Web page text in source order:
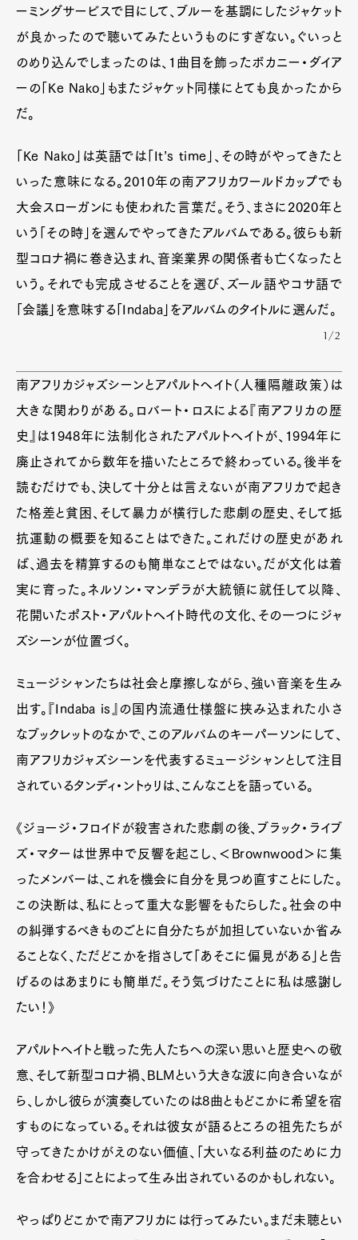
ーミングサービスで目にして、ブルーを基調にしたジャケット
が良かったので聴いてみたというものにすぎない。ぐいっと
のめり込んでしまったのは、1曲目を飾ったボカニー・ダイア
ーの「Ke Nako」もまたジャケット同様にとても良かったから
だ。
「Ke Nako」は英語では「It’s time」、その時がやってきたと
いった意味になる。2010年の南アフリカワールドカップでも
大会スローガンにも使われた言葉だ。そう、まさに2020年と
いう「その時」を選んでやってきたアルバムである。彼らも新
型コロナ禍に巻き込まれ、音楽業界の関係者も亡くなったと
いう。それでも完成させることを選び、ズール語やコサ語で
「会議」を意味する「Indaba」をアルバムのタイトルに選んだ。
1/2
南アフリカジャズシーンとアパルトヘイト（人種隔離政策）は
大きな関わりがある。ロバート・ロスによる『南アフリカの歴
史』は1948年に法制化されたアパルトヘイトが、1994年に
廃止されてから数年を描いたところで終わっている。後半を
読むだけでも、決して十分とは言えないが南アフリカで起き
た格差と貧困、そして暴力が横行した悲劇の歴史、そして抵
抗運動の概要を知ることはできた。これだけの歴史があれ
ば、過去を精算するのも簡単なことではない。だが文化は着
実に育った。ネルソン・マンデラが大統領に就任して以降、
花開いたポスト・アパルトヘイト時代の文化、その一つにジャ
ズシーンが位置づく。
ミュージシャンたちは社会と摩擦しながら、強い音楽を生み
出す。『Indaba is』の国内流通仕様盤に挟み込まれた小さ
なブックレットのなかで、このアルバムのキーパーソンにして、
南アフリカジャズシーンを代表するミュージシャンとして注目
されているタンディ・ントゥリは、こんなことを語っている。
《ジョージ・フロイドが殺害された悲劇の後、ブラック・ライブ
ズ・マターは世界中で反響を起こし、＜Brownwood＞に集
ったメンバーは、これを機会に自分を見つめ直すことにした。
この決断は、私にとって重大な影響をもたらした。社会の中
の糾弾するべきものごとに自分たちが加担していないか省み
ることなく、ただどこかを指さして「あそこに偏見がある」と告
げるのはあまりにも簡単だ。そう気づけたことに私は感謝し
たい！》
アパルトヘイトと戦った先人たちへの深い思いと歴史への敬
意、そして新型コロナ禍、BLMという大きな波に向き合いなが
ら、しかし彼らが演奏していたのは8曲ともどこかに希望を宿
すものになっている。それは彼女が語るところの祖先たちが
守ってきたかけがえのない価値、「大いなる利益のために力
を合わせる」ことによって生み出されているのかもしれない。
やっぱりどこかで南アフリカには行ってみたい。まだ未聴とい